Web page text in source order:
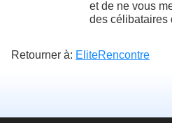
et de ne vous
des célibataires
Retourner à: EliteRencontre